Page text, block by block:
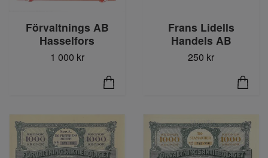
Förvaltnings AB
Hasselfors
1 000 kr
Frans Lidells
Handels AB
250 kr